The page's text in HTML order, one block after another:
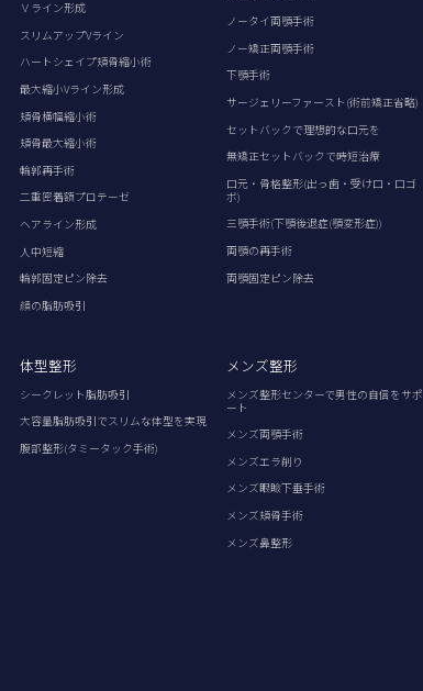
Ｖライン形成
スリムアップVライン
ハートシェイプ頬骨縮小術
最大縮小Vライン形成
頬骨横幅縮小術
頬骨最大縮小術
輪郭再手術
二重密着額プロテーゼ
ヘアライン形成
人中短縮
輪郭固定ピン除去
顔の脂肪吸引
ノータイ両顎手術
ノー矯正両顎手術
下顎手術
サージェリーファースト(術前矯正省略)
セットバックで理想的な口元を
無矯正セットバックで時短治療
口元・骨格整形(出っ歯・受け口・口ゴ
ボ)
三顎手術(下顎後退症(顎変形症))
両顎の再手術
両顎固定ピン除去
体型整形
シークレット脂肪吸引
大容量脂肪吸引でスリムな体型を実現
腹部整形(タミータック手術)
メンズ整形
メンズ整形センターで男性の自信をサポ
ート
メンズ両顎手術
メンズエラ削り
メンズ眼瞼下垂手術
メンズ頬骨手術
メンズ鼻整形